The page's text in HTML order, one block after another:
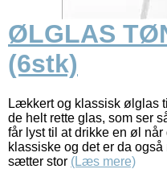
ØLGLAS
(6stk)
Lækkert og klassisk ølglas
de helt rette glas, som ser
får lyst til at drikke en øl
klassiske og det er da
sætter stor (Læs mere)